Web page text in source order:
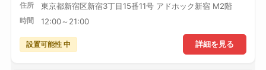
住所 東京都新宿区新宿3丁目15番11号 アドホック新宿 M2階
時間 12:00～21:00
詳細を見る
設置可能性 中